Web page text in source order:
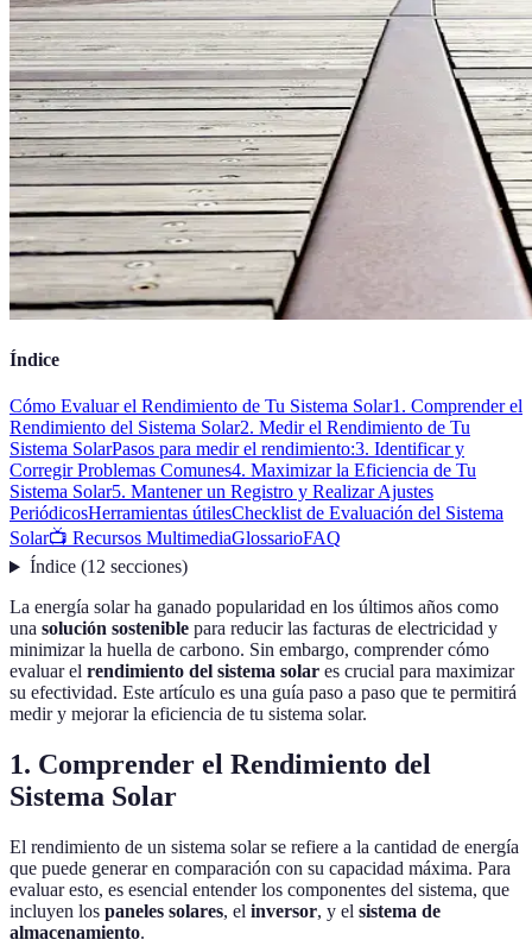
Índice
Cómo Evaluar el Rendimiento de Tu Sistema Solar1. Comprender el
Rendimiento del Sistema Solar2. Medir el Rendimiento de Tu
Sistema SolarPasos para medir el rendimiento:3. Identificar y
Corregir Problemas Comunes4. Maximizar la Eficiencia de Tu
Sistema Solar5. Mantener un Registro y Realizar Ajustes
PeriódicosHerramientas útilesChecklist de Evaluación del Sistema
Solar📺 Recursos MultimediaGlossarioFAQ
Índice(12 secciones)
La energía solar ha ganado popularidad en los últimos años como
una solución sostenible para reducir las facturas de electricidad y
minimizar la huella de carbono. Sin embargo, comprender cómo
evaluar el rendimiento del sistema solar es crucial para maximizar
su efectividad. Este artículo es una guía paso a paso que te permitirá
medir y mejorar la eficiencia de tu sistema solar.
1. Comprender el Rendimiento del
Sistema Solar
El rendimiento de un sistema solar se refiere a la cantidad de energía
que puede generar en comparación con su capacidad máxima. Para
evaluar esto, es esencial entender los componentes del sistema, que
incluyen los paneles solares, el inversor, y el sistema de
almacenamiento.